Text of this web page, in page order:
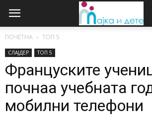
ПОЧЕТНА ТОП 5
СЛАЈДЕР ТОП 5
Француските
почнаа учебната
мобилни телефони